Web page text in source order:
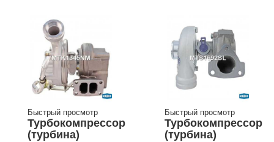
Быстрый просмотр
Турбокомпрессор
(турбина)
Быстрый просмотр
Турбокомпрессор
(турбина)